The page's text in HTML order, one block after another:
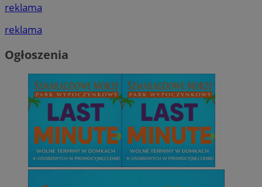
reklama
reklama
Ogłoszenia